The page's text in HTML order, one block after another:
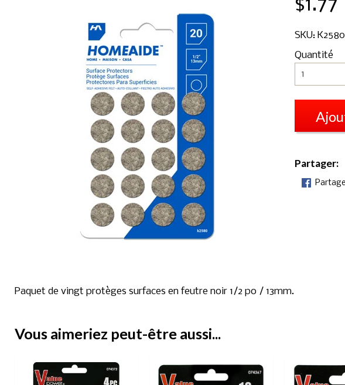
$1.77
SKU: K2580
Quantité
Partager:
Paquet de vingt protèges surfaces en feutre noir 1/2 po / 13mm.
Vous aimeriez peut-être aussi...